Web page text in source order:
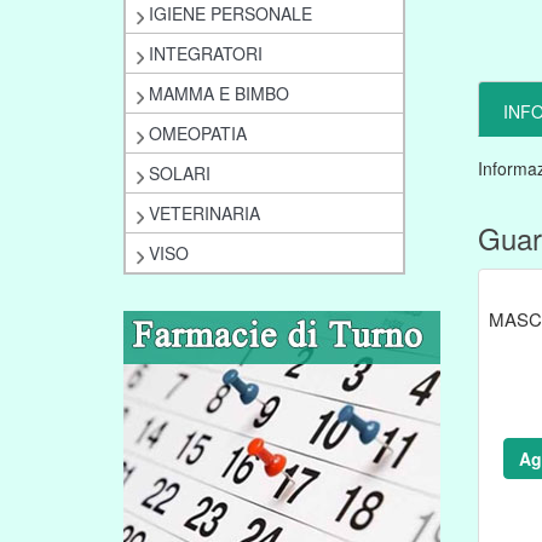
IGIENE PERSONALE
INTEGRATORI
MAMMA E BIMBO
OMEOPATIA
SOLARI
VETERINARIA
VISO